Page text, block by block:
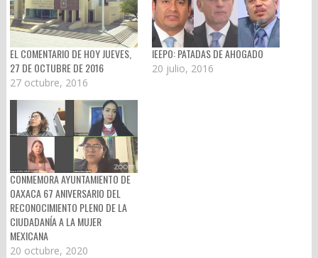
EL COMENTARIO DE HOY JUEVES,
27 DE OCTUBRE DE 2016
27 octubre, 2016
IEEPO: PATADAS DE AHOGADO
20 julio, 2016
CONMEMORA AYUNTAMIENTO DE
OAXACA 67 ANIVERSARIO DEL
RECONOCIMIENTO PLENO DE LA
CIUDADANÍA A LA MUJER
MEXICANA
20 octubre, 2020